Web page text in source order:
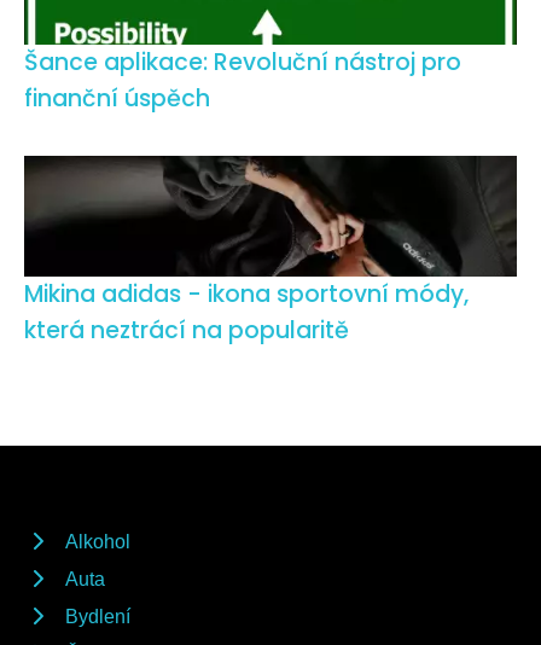
Šance aplikace: Revoluční nástroj pro
finanční úspěch
Mikina adidas - ikona sportovní módy,
která neztrácí na popularitě
Alkohol
Auta
Bydlení